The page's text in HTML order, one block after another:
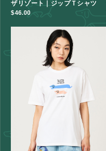
ザリゾート｜ジップＴシャツ
$‌46.00